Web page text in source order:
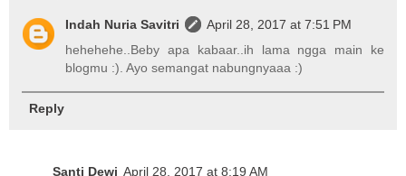
Indah Nuria Savitri
April 28, 2017 at 7:51 PM
hehehehe..Beby apa kabaar..ih lama ngga main ke
blogmu :). Ayo semangat nabungnyaaa :)
Reply
Santi Dewi April 28, 2017 at 8:19 AM